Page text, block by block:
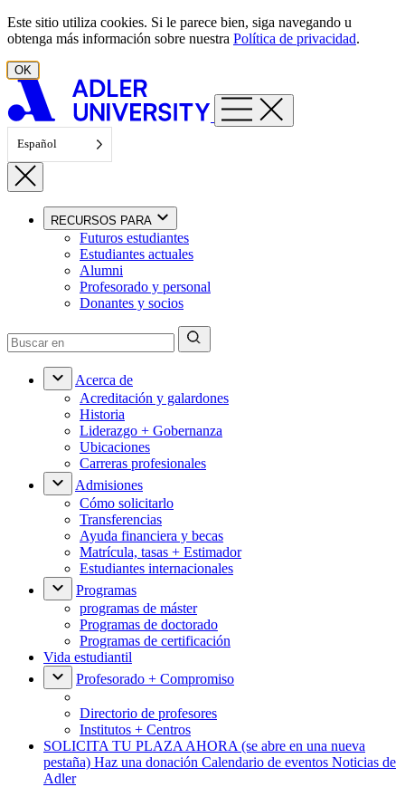
Ir al contenido
Este sitio utiliza cookies. Si le parece bien, siga navegando u
obtenga más información sobre nuestra Política de privacidad.
OK
Español
RECURSOS PARA
Futuros estudiantes
Estudiantes actuales
Alumni
Profesorado y personal
Donantes y socios
Acerca de
Acreditación y galardones
Historia
Liderazgo + Gobernanza
Ubicaciones
Carreras profesionales
Admisiones
Cómo solicitarlo
Transferencias
Ayuda financiera y becas
Matrícula, tasas + Estimador
Estudiantes internacionales
Programas
programas de máster
Programas de doctorado
Programas de certificación
Vida estudiantil
Profesorado + Compromiso
Directorio de profesores
Institutos + Centros
SOLICITA TU PLAZA AHORA (se abre en una nueva
pestaña) Haz una donación Calendario de eventos Noticias de
Adler